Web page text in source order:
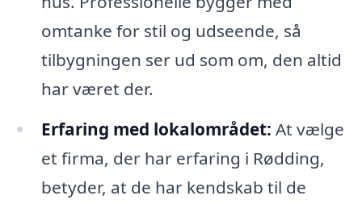
omtanke for stil og udseende, så
tilbygningen ser ud som om, den altid
har været der.
Erfaring med lokalområdet: At vælge
et firma, der har erfaring i Rødding,
betyder, at de har kendskab til de